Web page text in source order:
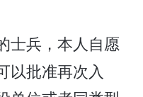
士兵，本人自愿
以批准再次入